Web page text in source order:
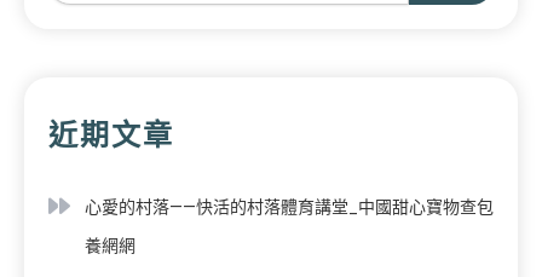
近期文章
心愛的村落——快活的村落體育講堂_中國甜心寶物查包
養網網